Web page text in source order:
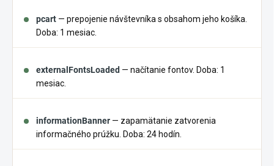
pcart — prepojenie návštevníka s obsahom jeho košíka.
Doba: 1 mesiac.
externalFontsLoaded — načítanie fontov. Doba: 1
mesiac.
informationBanner — zapamätanie zatvorenia
informačného prúžku. Doba: 24 hodín.